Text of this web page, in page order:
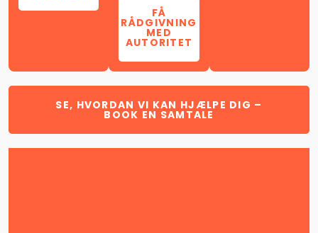
FÅ
RÅDGIVNING
MED
AUTORITET
SE, HVORDAN VI KAN HJÆLPE DIG –
BOOK EN SAMTALE